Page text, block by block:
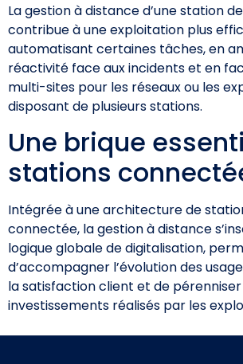
La gestion à distance d’une station
contribue à une exploitation plus
automatisant certaines tâches, en
réactivité face aux incidents et en
multi-sites pour les réseaux ou les
disposant de plusieurs stations.
Une brique
stations
Intégrée à une architecture de
connectée, la gestion à distance
logique globale de digitalisation,
d’accompagner l’évolution des
la satisfaction client et de
investissements réalisés par les